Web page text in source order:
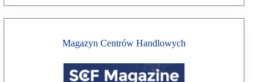
Magazyn Centrów Handlowych